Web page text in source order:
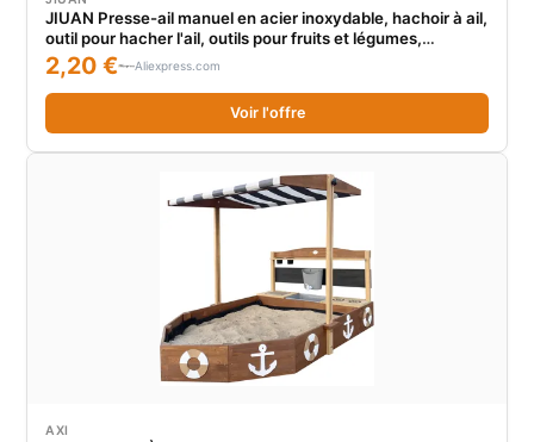
JIUAN Presse-ail manuel en acier inoxydable, hachoir à ail,
outil pour hacher l'ail, outils pour fruits et légumes,
accessoires de cuisine, Gadget
2,20 € Aliexpress.com
Voir l'offre
AXI